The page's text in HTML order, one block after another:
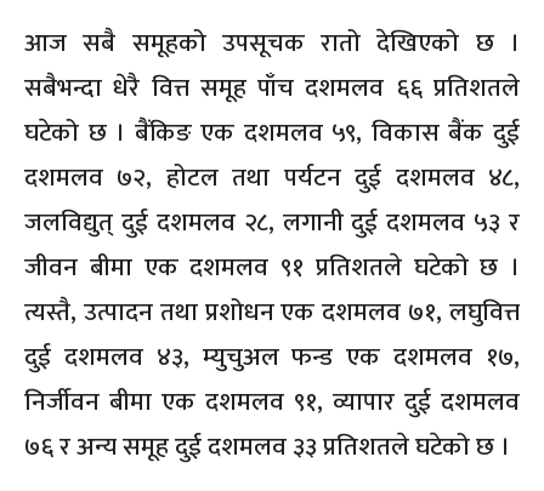
आज सबै समूहको उपसूचक रातो देखिएको छ ।
सबैभन्दा धेरै वित्त समूह पाँच दशमलव ६६ प्रतिशतले
घटेको छ । बैंकिङ एक दशमलव ५९, विकास बैंक दुई
दशमलव ७२, होटल तथा पर्यटन दुई दशमलव ४८,
जलविद्युत् दुई दशमलव २८, लगानी दुई दशमलव ५३ र
जीवन बीमा एक दशमलव ९१ प्रतिशतले घटेको छ ।
त्यस्तै, उत्पादन तथा प्रशोधन एक दशमलव ७१, लघुवित्त
दुई दशमलव ४३, म्युचुअल फन्ड एक दशमलव १७,
निर्जीवन बीमा एक दशमलव ९१, व्यापार दुई दशमलव
७६ र अन्य समूह दुई दशमलव ३३ प्रतिशतले घटेको छ ।